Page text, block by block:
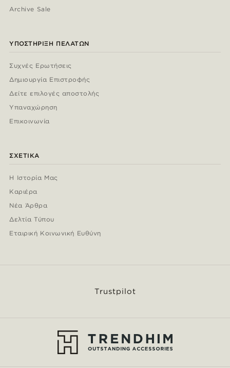
Archive Sale
ΥΠΟΣΤΉΡΙΞΗ ΠΕΛΑΤΏΝ
Συχνές Ερωτήσεις
Δημιουργία Επιστροφής
Δείτε επιλογές αποστολής
Υπαναχώρηση
Επικοινωνία
ΣΧΕΤΙΚΆ
Η Ιστορία Μας
Καριέρα
Νέα Άρθρα
Δελτία Τύπου
Εταιρική Κοινωνική Ευθύνη
Trustpilot